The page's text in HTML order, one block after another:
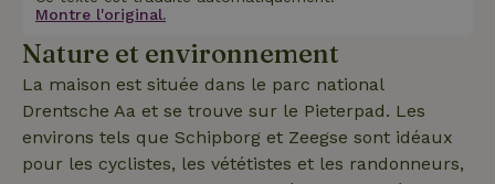
chambres spacieuses. L'une avec un grand lit
double et l'autre avec 2 lits simples. Le WiFi est
disponible. Depuis le P&amp;R midlaren / Zuidlaren,
tu es en bus à Groningen en 15 minutes environ.
Montre l'original.
Nature et environnement
La maison est située dans le parc national
Drentsche Aa et se trouve sur le Pieterpad. Les
environs tels que Schipborg et Zeegse sont idéaux
pour les cyclistes, les vététistes et les randonneurs,